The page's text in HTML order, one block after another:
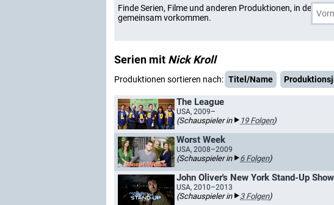
Finde Serien, Filme und anderen Produktionen, in denen
gemeinsam vorkommen.
Serien mit Nick Kroll
Produktionen sortieren nach: Titel/Name
The League
USA, 2009–
(Schauspieler in 19 Folgen)
Worst Week
USA, 2008–2009
(Schauspieler in 6 Folgen)
John Oliver's New York Stand-Up Show
USA, 2010–2013
(Schauspieler in 3 Folgen)